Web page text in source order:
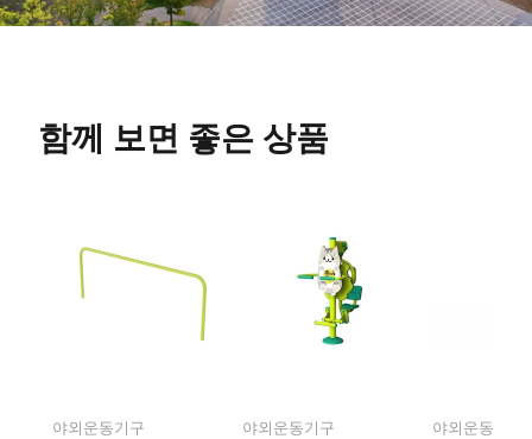
함께 보면 좋은 상품
야외운동기구 야외운동기구 야외운동기구